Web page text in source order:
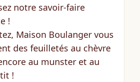
notre savoir-faire
!
Maison Boulanger vous
des feuilletés au chèvre
au munster et au
!